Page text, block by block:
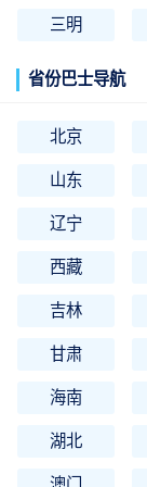
三明
省份巴士导航
北京
山东
辽宁
西藏
吉林
甘肃
海南
湖北